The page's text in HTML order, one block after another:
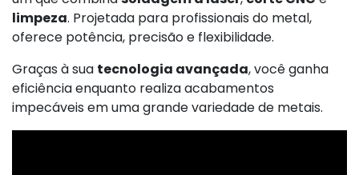
limpeza. Projetada para profissionais do metal,
oferece potência, precisão e flexibilidade.
Graças à sua tecnologia avançada, você ganha
eficiência enquanto realiza acabamentos
impecáveis em uma grande variedade de metais.